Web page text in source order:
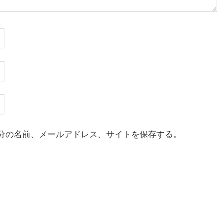
名前、メールアドレス、サイトを保存する。